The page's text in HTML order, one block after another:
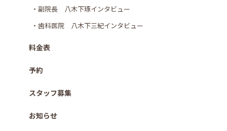
・副院長 八木下琢インタビュー
・歯科医院 八木下三紀インタビュー
料金表
予約
スタッフ募集
お知らせ